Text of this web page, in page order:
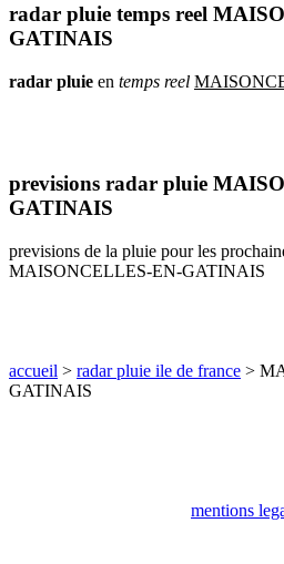
val
d
communes
communes
yvelines
pluie
radar pluie temps reel
GATINAIS
radar pluie en temps reel
previsions radar pluie
GATINAIS
previsions de la pluie pour les
MAISONCELLES-EN-GATINAIS
accueil > radar pluie ile de france >
GATINAIS
mentions